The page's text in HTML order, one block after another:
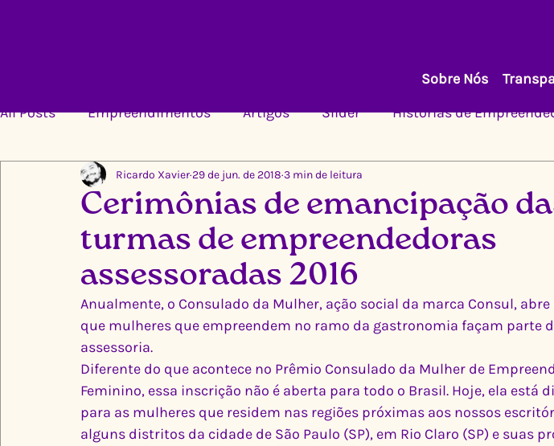
Sobre Nós
All Posts
Empreendimentos Artigos Slider Histórias de
Cerimônias de emancipação
turmas de empreendedoras
assessoradas 2016
Ricardo Xavier29 de jun. de 2018 3 min de leitura
Anualmente, o Consulado da Mulher, ação social da marca Consul,
que mulheres que empreendem no ramo da gastronomia façam parte
assessoria.
Diferente do que acontece no Prêmio Consulado da Mulher de
Feminino, essa inscrição não é aberta para todo o Brasil. Hoje, ela está
para as mulheres que residem nas regiões próximas aos nossos
alguns distritos da cidade de São Paulo (SP), em Rio Claro (SP) e suas